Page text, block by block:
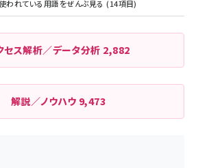
セス解析／データ分析 2,882
解説／ノウハウ 9,473